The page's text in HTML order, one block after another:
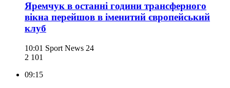
Яремчук в останні години трансферного
вікна перейшов в іменитий європейський
клуб
10:01 Sport News 24
2 101
09:15